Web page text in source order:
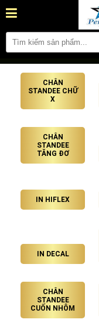
CHÂN
STANDEE CHỮ
X
CHÂN
STANDEE
TĂNG ĐƠ
IN HIFLEX
IN DECAL
CHÂN
STANDEE
CUỐN NHÔM